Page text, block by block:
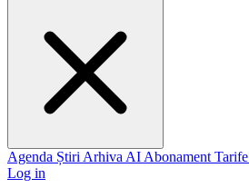
Agenda Știri Arhiva AI Abonament Tarife
Log in